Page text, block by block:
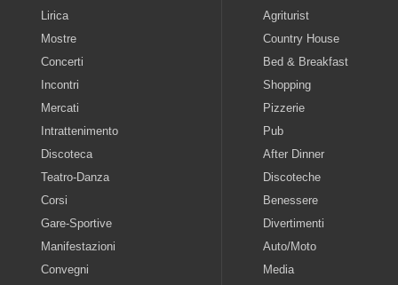
Lirica
Mostre
Concerti
Incontri
Mercati
Intrattenimento
Discoteca
Teatro-Danza
Corsi
Gare-Sportive
Manifestazioni
Convegni
Agriturist
Country House
Bed & Breakfast
Shopping
Pizzerie
Pub
After Dinner
Discoteche
Benessere
Divertimenti
Auto/Moto
Media